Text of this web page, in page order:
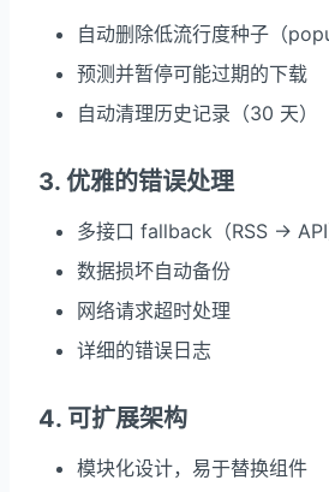
自动删除低流行度种子（
预测并暂停可能过期的下载
自动清理历史记录（30 天）
3. 优雅的错误处理
多接口 fallback（RSS → API
数据损坏自动备份
网络请求超时处理
详细的错误日志
4. 可扩展架构
模块化设计，易于替换组件